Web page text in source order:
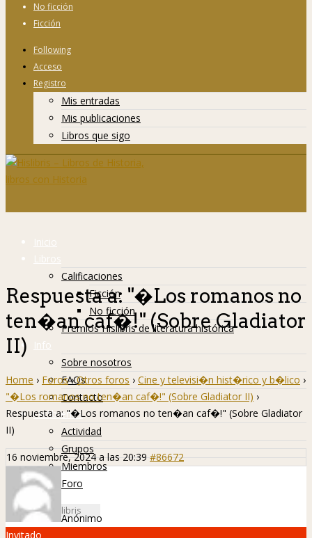
No ficción
Ficción
Following
Acceso
Registro
Mis entradas
Mis publicaciones
Libros que sigo
Inicio
Libros
Calificaciones
Ficción
No ficción
Premios Hislibris de literatura histórica
Info
Sobre nosotros
FAQs
Contacto
Hislibreños
Actividad
Grupos
Miembros
Foro
Respuesta a: "�Los romanos no
ten�an caf�!" (Sobre Gladiator
II)
Home › Foros › Otros foros › Cine y televisi�n hist�rico y b�lico ›
"�Los romanos no ten�an caf�!" (Sobre Gladiator II) ›
Respuesta a: "�Los romanos no ten�an caf�!" (Sobre Gladiator
II)
16 noviembre, 2024 a las 20:39 #86672
Anónimo
Invitado